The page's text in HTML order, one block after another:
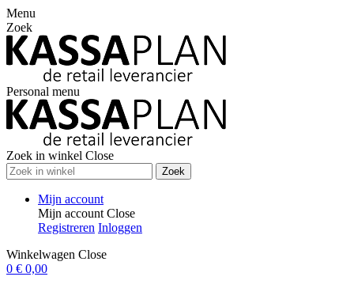
Menu
Zoek
Personal menu
Zoek in winkel Close
Zoek
Mijn account
Mijn account Close
Registreren Inloggen
Winkelwagen Close
0 € 0,00